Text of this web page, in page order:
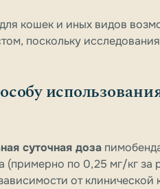
кошек и иных видов
поскольку
суточная доза
(примерно по 0,25 мг/кг за
от клинической